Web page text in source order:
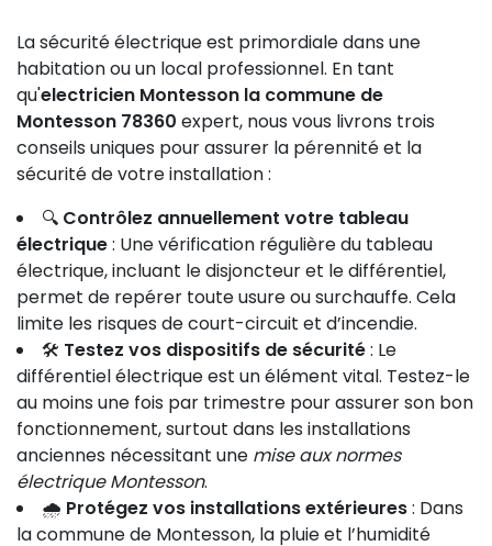
La sécurité électrique est primordiale dans une
habitation ou un local professionnel. En tant
qu'electricien Montesson la commune de
Montesson 78360 expert, nous vous livrons trois
conseils uniques pour assurer la pérennité et la
sécurité de votre installation :
🔍 Contrôlez annuellement votre tableau
électrique: Une vérification régulière du tableau
électrique, incluant le disjoncteur et le différentiel,
permet de repérer toute usure ou surchauffe. Cela
limite les risques de court-circuit et d’incendie.
🛠 Testez vos dispositifs de sécurité: Le
différentiel électrique est un élément vital. Testez-le
au moins une fois par trimestre pour assurer son bon
fonctionnement, surtout dans les installations
anciennes nécessitant une mise aux normes
électrique Montesson.
🌧 Protégez vos installations extérieures: Dans
la commune de Montesson, la pluie et l’humidité